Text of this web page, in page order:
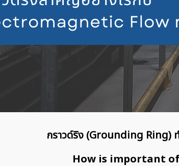
กราวด์ริง (Grounding Ring)
How is important